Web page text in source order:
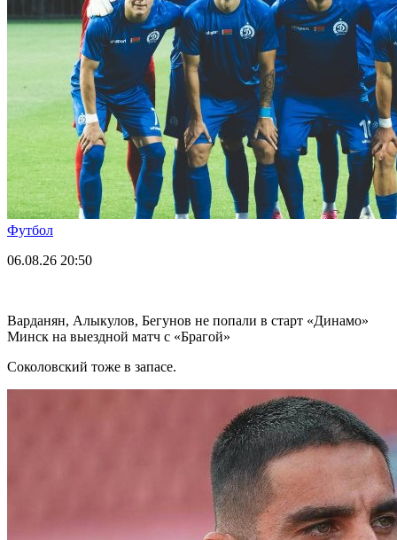
Футбол
06.08.26 20:50
Варданян, Алыкулов, Бегунов не попали в старт «Динамо»
Минск на выездной матч с «Брагой»
Соколовский тоже в запасе.